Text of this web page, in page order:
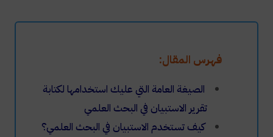
فهرس المقال:
الصيغة العامة التي عليك استخدامها لكتابة
تقرير الاستبيان في البحث العلمي
كيف تستخدم الاستبيان في البحث العلمي؟